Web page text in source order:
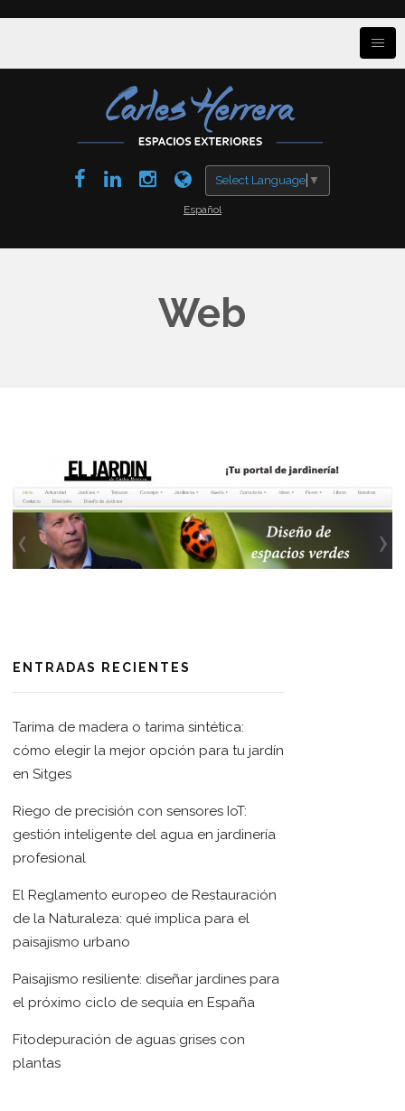
Select Language ▼
Español
Web
ENTRADAS RECIENTES
Tarima de madera o tarima sintética:
cómo elegir la mejor opción para tu jardín
en Sitges
Riego de precisión con sensores IoT:
gestión inteligente del agua en jardinería
profesional
El Reglamento europeo de Restauración
de la Naturaleza: qué implica para el
paisajismo urbano
Paisajismo resiliente: diseñar jardines para
el próximo ciclo de sequía en España
Fitodepuración de aguas grises con
plantas